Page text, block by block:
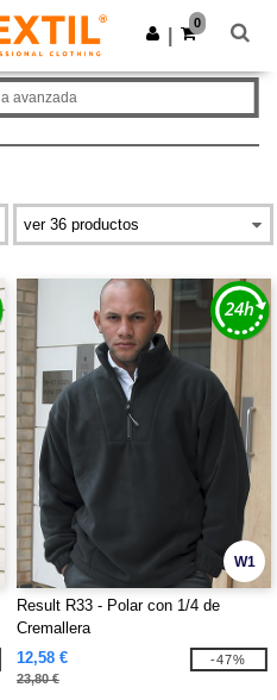
Descargar app
0
avanzada
W1
Result R33 - Polar con 1/4 de
Cremallera
12,58 €
23,80 €
-47%